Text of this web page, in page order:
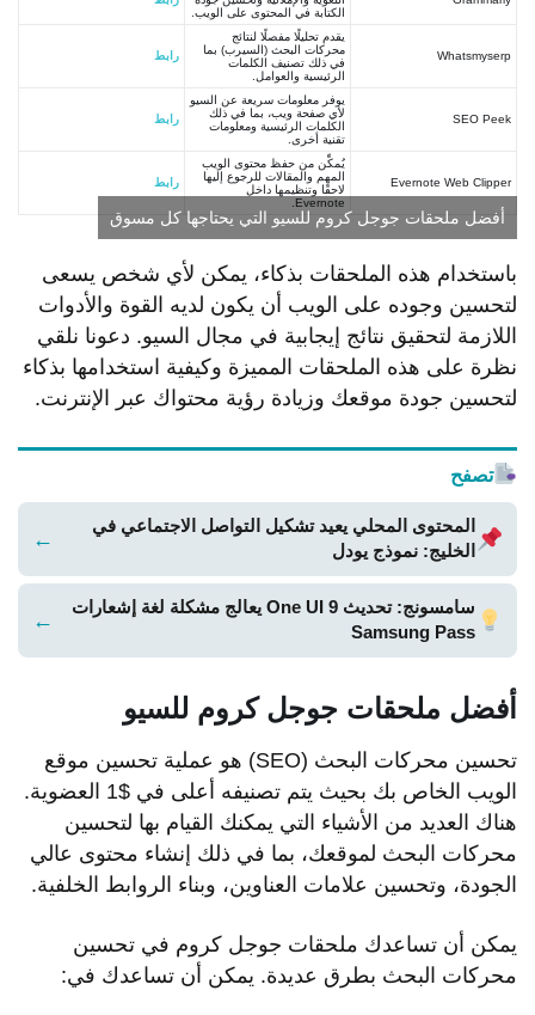
الكتابة في المحتوى على الويب.
Whatsmyserp
يقدم تحليلًا مفصلًا لنتائج
محركات البحث (السيرب) بما
في ذلك تصنيف الكلمات
الرئيسية والعوامل.
رابط
SEO Peek
يوفر معلومات سريعة عن السيو
لأي صفحة ويب، بما في ذلك
الكلمات الرئيسية ومعلومات
تقنية أخرى.
رابط
Evernote Web Clipper
يُمكِّن من حفظ محتوى الويب
المهم والمقالات للرجوع إليها
لاحقًا وتنظيمها داخل
Evernote.
رابط
أفضل ملحقات جوجل كروم للسيو التي يحتاجها كل مسوق
باستخدام هذه الملحقات بذكاء، يمكن لأي شخص يسعى
لتحسين وجوده على الويب أن يكون لديه القوة والأدوات
اللازمة لتحقيق نتائج إيجابية في مجال السيو. دعونا نلقي
نظرة على هذه الملحقات المميزة وكيفية استخدامها بذكاء
لتحسين جودة موقعك وزيادة رؤية محتواك عبر الإنترنت.
تصفح
المحتوى المحلي يعيد تشكيل التواصل الاجتماعي في
الخليج: نموذج يودل
←
سامسونج: تحديث One UI 9 يعالج مشكلة لغة إشعارات
Samsung Pass
←
أفضل ملحقات جوجل كروم للسيو
تحسين محركات البحث (SEO) هو عملية تحسين موقع
الويب الخاص بك بحيث يتم تصنيفه أعلى في $1 العضوية.
هناك العديد من الأشياء التي يمكنك القيام بها لتحسين
محركات البحث لموقعك، بما في ذلك إنشاء محتوى عالي
الجودة، وتحسين علامات العناوين، وبناء الروابط الخلفية.
يمكن أن تساعدك ملحقات جوجل كروم في تحسين
محركات البحث بطرق عديدة. يمكن أن تساعدك في: